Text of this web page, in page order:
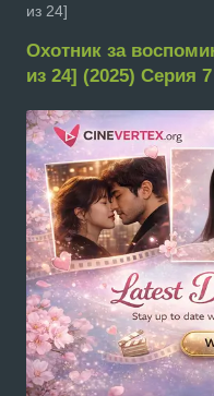
из 24]
Охотник за
из 24] (2025) Серия 7